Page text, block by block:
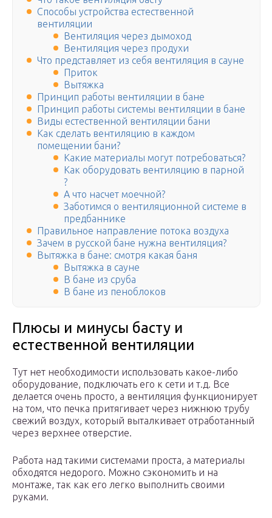
Способы устройства естественной
вентиляции
Вентиляция через дымоход
Вентиляция через продухи
Что представляет из себя вентиляция в сауне
Приток
Вытяжка
Принцип работы вентиляции в бане
Принцип работы системы вентиляции в бане
Виды естественной вентиляции бани
Как сделать вентиляцию в каждом
помещении бани?
Какие материалы могут потребоваться?
Как оборудовать вентиляцию в парной
?
А что насчет моечной?
Заботимся о вентиляционной системе в
предбаннике
Правильное направление потока воздуха
Зачем в русской бане нужна вентиляция?
Вытяжка в бане: смотря какая баня
Вытяжка в сауне
В бане из сруба
В бане из пеноблоков
Плюсы и минусы басту и
естественной вентиляции
Тут нет необходимости использовать какое-либо
оборудование, подключать его к сети и т.д. Все
делается очень просто, а вентиляция функционирует
на том, что печка притягивает через нижнюю трубу
свежий воздух, который выталкивает отработанный
через верхнее отверстие.
Работа над такими системами проста, а материалы
обходятся недорого. Можно сэкономить и на
монтаже, так как его легко выполнить своими
руками.